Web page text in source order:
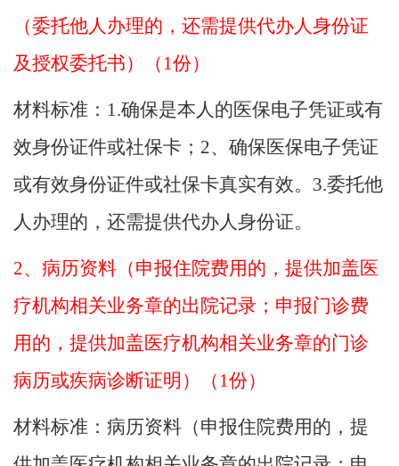
（委托他人办理的，还需提供代办人身份证
及授权委托书）（1份）
材料标准： 1.确保是本人的医保电子凭证或有
效身份证件或社保卡；2、确保医保电子凭证
或有效身份证件或社保卡真实有效。3.委托他
人办理的，还需提供代办人身份证。
2、病历资料（申报住院费用的，提供加盖医
疗机构相关业务章的出院记录；申报门诊费
用的，提供加盖医疗机构相关业务章的门诊
病历或疾病诊断证明）（1份）
材料标准： 病历资料（申报住院费用的，提